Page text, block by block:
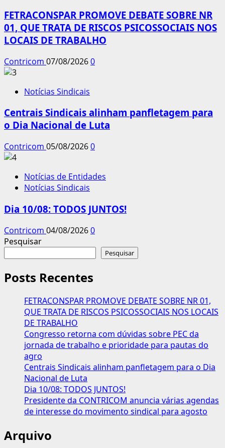
FETRACONSPAR PROMOVE DEBATE SOBRE NR
01, QUE TRATA DE RISCOS PSICOSSOCIAIS NOS
LOCAIS DE TRABALHO
Contricom 07/08/20260
Notícias Sindicais
Centrais Sindicais alinham panfletagem para
o Dia Nacional de Luta
Contricom 05/08/20260
Notícias de Entidades
Notícias Sindicais
Dia 10/08: TODOS JUNTOS!
Contricom 04/08/20260
Pesquisar
Pesquisar
Posts Recentes
FETRACONSPAR PROMOVE DEBATE SOBRE NR 01,
QUE TRATA DE RISCOS PSICOSSOCIAIS NOS LOCAIS
DE TRABALHO
Congresso retorna com dúvidas sobre PEC da
jornada de trabalho e prioridade para pautas do
agro
Centrais Sindicais alinham panfletagem para o Dia
Nacional de Luta
Dia 10/08: TODOS JUNTOS!
Presidente da CONTRICOM anuncia várias agendas
de interesse do movimento sindical para agosto
Arquivo